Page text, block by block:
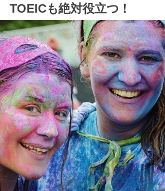
TOEICも絶対役立つ！